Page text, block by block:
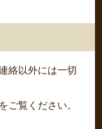
絡以外には一切
をご覧ください。